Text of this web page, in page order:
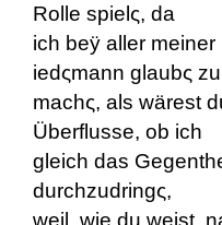
Rolle spielς, da
ich beÿ aller
iedςmann glaubς zu
machς, als wärest
Überflusse, ob ich
gleich das
durchzudringς,
weil, wie du weist,